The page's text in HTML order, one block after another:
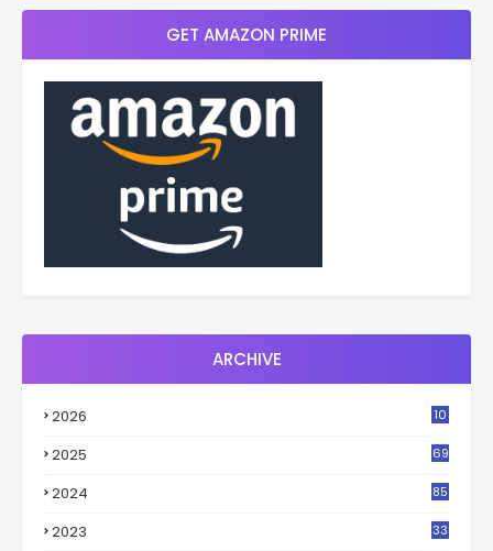
GET AMAZON PRIME
ARCHIVE
2026
10
2025 69
2024 85
2023
33